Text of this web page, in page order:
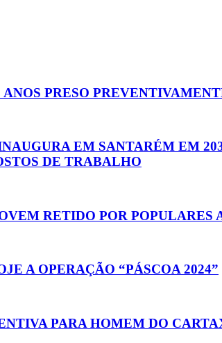
PRESO
EM SANTARÉM EM
DE TRABALHO
RETIDO POR POPULARES
A OPERAÇÃO “PÁSCOA 2024”
PARA HOMEM DO